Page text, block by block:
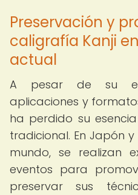
Preservación y
caligrafía Kanji
actual
A pesar de su
aplicaciones y
ha perdido su
tradicional. En Japón
mundo, se realizan
eventos para
preservar sus